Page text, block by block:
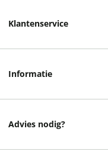
Klantenservice
Informatie
Advies nodig?